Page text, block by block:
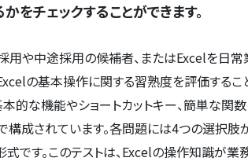
をチェックすることができます。
用や中途採用の候補者、またはExcelを日
の基本操作に関する習熟度を評価するこ
本的な機能やショートカットキー、簡単な関
成されています。各問題には4つの選択肢
です。このテストは、Excelの操作知識が